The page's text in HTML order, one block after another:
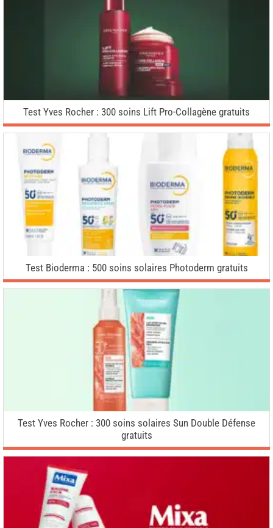
Test Yves Rocher : 300 soins Lift Pro-Collagène gratuits
Test Bioderma : 500 soins solaires Photoderm gratuits
Test Yves Rocher : 300 soins solaires Sun Double Défense
gratuits